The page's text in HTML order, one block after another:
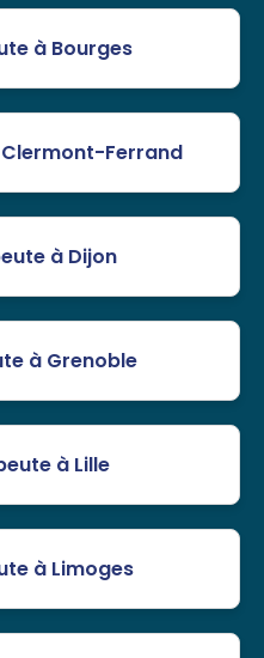
à Bourges
Ferrand
à Dijon
à Grenoble
à Lille
à Limoges